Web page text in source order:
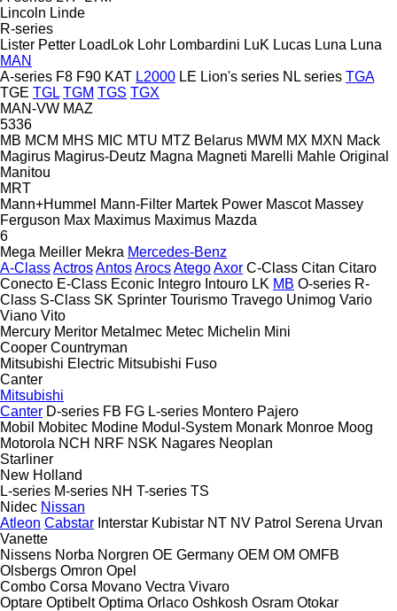
Lincoln Linde
R-series
Lister Petter LoadLok Lohr Lombardini LuK Lucas Luna Luna
MAN
A-series F8 F90 KAT L2000 LE Lion's series NL series TGA
TGE TGL TGM TGS TGX
MAN-VW MAZ
5336
MB MCM MHS MIC MTU MTZ Belarus MWM MX MXN Mack
Magirus Magirus-Deutz Magna Magneti Marelli Mahle Original
Manitou
MRT
Mann+Hummel Mann-Filter Martek Power Mascot Massey
Ferguson Max Maximus Maximus Mazda
6
Mega Meiller Mekra Mercedes-Benz
A-ClassActrosAntosArocsAtegoAxor C-Class Citan Citaro
Conecto E-Class Econic Integro Intouro LK MB O-series R-
Class S-Class SK Sprinter Tourismo Travego Unimog Vario
Viano Vito
Mercury Meritor Metalmec Metec Michelin Mini
Cooper Countryman
Mitsubishi Electric Mitsubishi Fuso
Canter
Mitsubishi
Canter D-series FB FG L-series Montero Pajero
Mobil
Mobitec Modine Modul-System Monark Monroe Moog
Motorola NCH NRF NSK Nagares Neoplan
Starliner
New Holland
L-series M-series NH T-series TS
Nidec Nissan
Atleon Cabstar Interstar Kubistar NT NV Patrol Serena Urvan
Vanette
Nissens Norba Norgren OE Germany OEM OM OMFB
Olsbergs Omron Opel
Combo Corsa Movano Vectra Vivaro
Optare Optibelt Optima Orlaco Oshkosh Osram Otokar